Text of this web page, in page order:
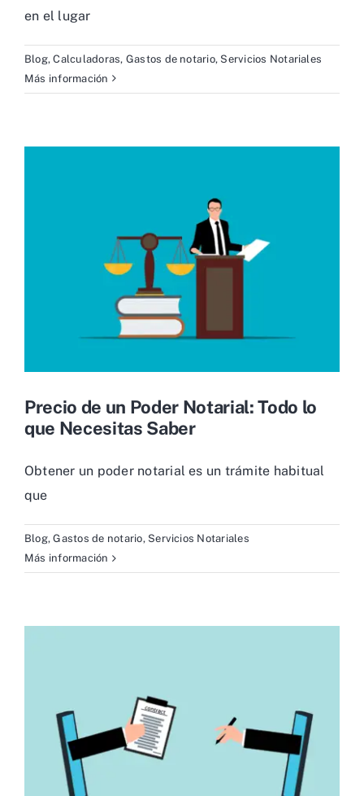
en el lugar
Blog,Calculadoras, Gastos de notario, Servicios Notariales
Más información
Precio de un Poder Notarial: Todo lo
que Necesitas Saber
Obtener un poder notarial es un trámite habitual
que
Blog,Gastos de notario, Servicios Notariales
Más información